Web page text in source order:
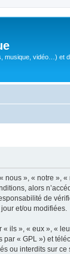
musique, vidéo…) et
», « notre »,
alors
de
et/ou modifiées.
ils », « eux », «
par « GPL ») et
ou interdits sur